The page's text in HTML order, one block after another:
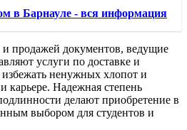
в Барнауле - вся информация
и продажей документов, ведущие
услуги по доставке и
избежать ненужных хлопот и
карьере. Надежная степень
делают приобретение в
выбором для студентов и